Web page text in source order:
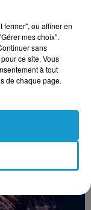
DANS UN
fermer", ou affiner en
mes choix".
sans
ce site. Vous
à tout
de chaque page.